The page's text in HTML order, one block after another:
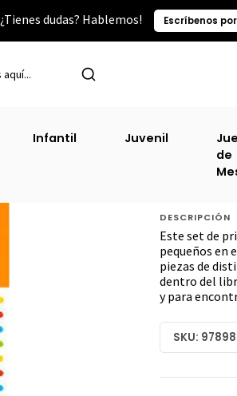
¿Tienes dudas? Hablemos! Escríbenos
Infantil Juvenil
de
DESCRIPCIÓN
Este set de
pequeños
piezas de
dentro del
y para
SKU: